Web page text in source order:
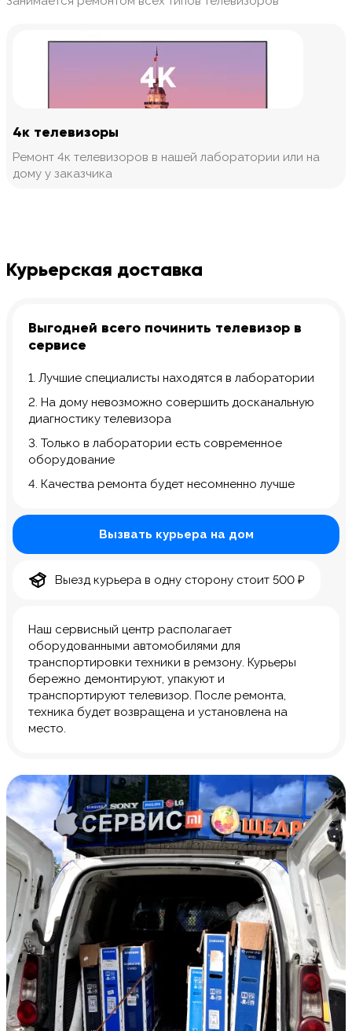
4к телевизоры
Ремонт 4к телевизоров в нашей лаборатории или на
дому у заказчика
Курьерская доставка
Выгодней всего починить телевизор в
сервисе
1. Лучшие специалисты находятся в лаборатории
2. На дому невозможно совершить досканальную
диагностику телевизора
3. Только в лаборатории есть современное
оборудование
4. Качества ремонта будет несомненно лучше
Наш сервисный центр располагает
оборудованными автомобилями для
транспортировки техники в ремзону. Курьеры
бережно демонтируют, упакуют и
транспортируют телевизор. После ремонта,
техника будет возвращена и установлена на
место.
Вызвать курьера на дом
Выезд курьера в одну сторону стоит 500 ₽